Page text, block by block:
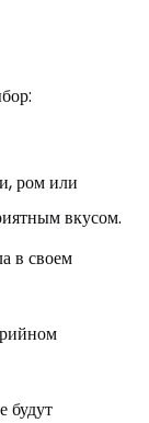
ром или
вкусом.
в своем
будут